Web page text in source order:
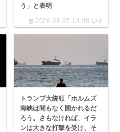
う」と表明
2026.08.07 14:48 0
トランプ大統領「ホルムズ
海峡は間もなく開かれるだ
ろう。さもなければ、イラ
ンは大きな打撃を受け、そ